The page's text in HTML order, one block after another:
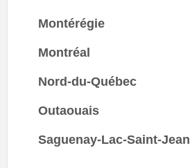
Montérégie
Montréal
Nord-du-Québec
Outaouais
Saguenay-Lac-Saint-Jean